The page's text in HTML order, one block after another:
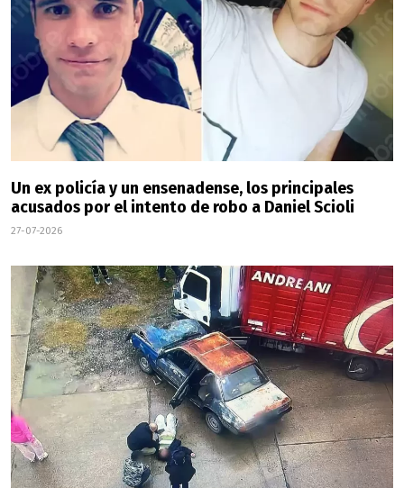
Un ex policía y un ensenadense, los principales
acusados por el intento de robo a Daniel Scioli
27-07-2026